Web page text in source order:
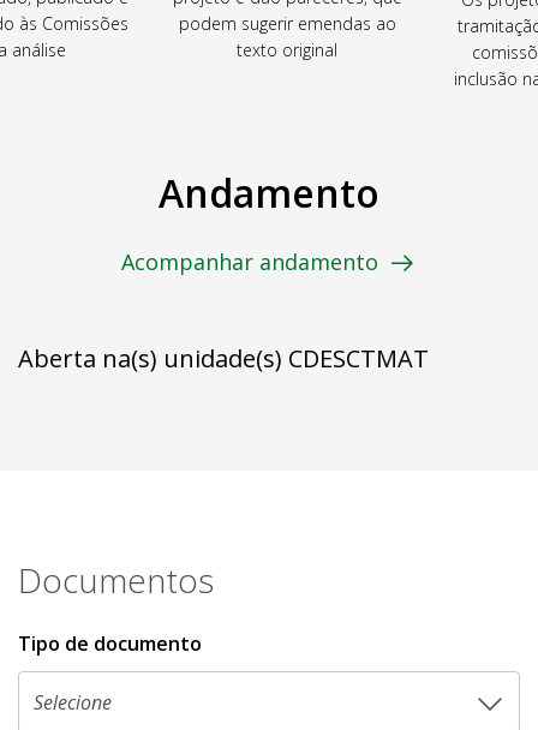
às Comissões
análise
podem sugerir emendas ao
texto original
inclusão
Andamento
Acompanhar andamento
Aberta na(s) unidade(s) CDESCTMAT
Documentos
Tipo de documento